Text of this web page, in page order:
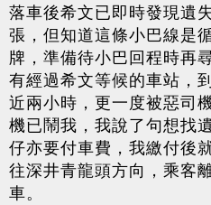
落車後希文已即時發現遺
張，但知道這條小巴線是
牌，準備待小巴回程時再
有經過希文等候的車站，
近兩小時，更一度被惡司
機已鬧我，我說了句想找
仔亦要付車費，我繳付後
往深井青龍頭方向，乘客
車。